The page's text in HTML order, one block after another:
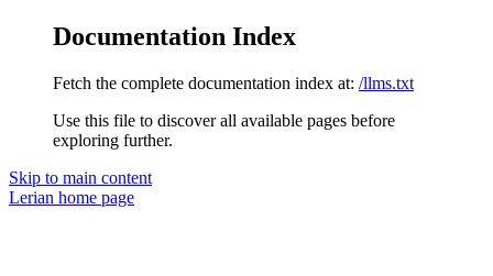
Documentation Index
Fetch the complete documentation index at: /llms.txt
Use this file to discover all available pages before
exploring further.
Skip to main content
Lerian home page